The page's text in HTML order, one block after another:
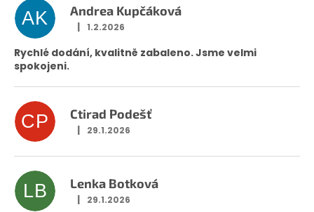
AK Andrea Kupčáková
Hodnocení obchodu je 5 z 5 hvězdiček.
| 1.2.2026
Rychlé dodání, kvalitně zabaleno. Jsme velmi
spokojeni.
CP Ctirad Podešť
Hodnocení obchodu je 5 z 5 hvězdiček.
| 29.1.2026
LB Lenka Botková
Hodnocení obchodu je 5 z 5 hvězdiček.
| 29.1.2026